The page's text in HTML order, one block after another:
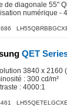
de diagonale 55"
numérique -
QET
3840 x 2160
: 300 cd/m²
: 4000:1